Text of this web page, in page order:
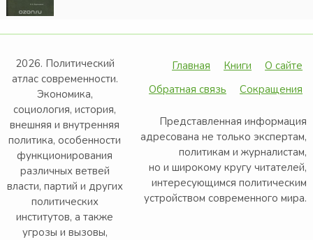
2026. Политический
атлас современности.
Экономика,
социология, история,
внешняя и внутренняя
политика, особенности
функционирования
различных ветвей
власти, партий и других
политических
институтов, а также
угрозы и вызовы,
Главная Книги
О сайте
Обратная связь
Сокращения
Представленная информация
адресована не только экспертам,
политикам и журналистам,
но и широкому кругу читателей,
интересующимся политическим
устройством современного мира.